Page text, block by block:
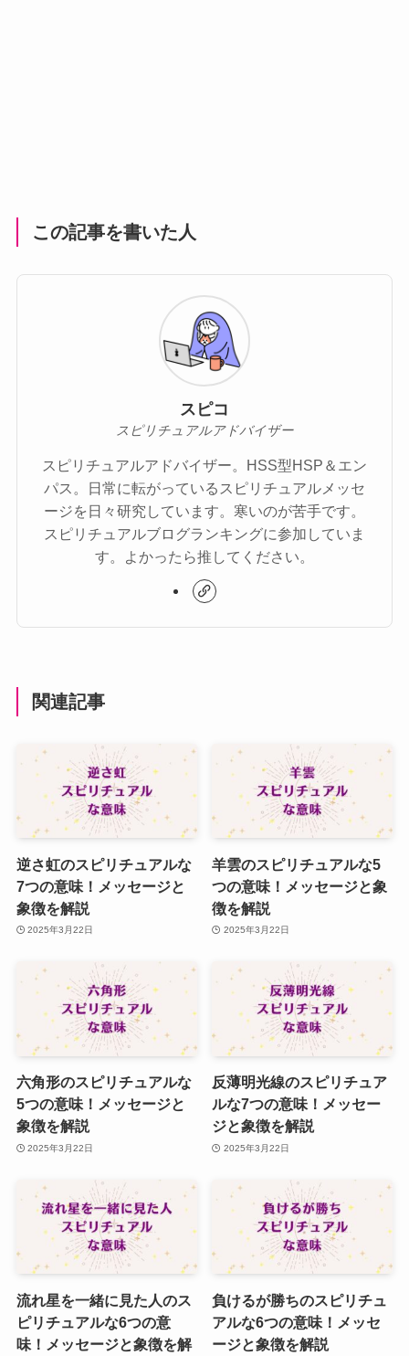
この記事を書いた人
スピコ
スピリチュアルアドバイザー
スピリチュアルアドバイザー。HSS型HSP＆エン
パス。日常に転がっているスピリチュアルメッセ
ージを日々研究しています。寒いのが苦手です。
スピリチュアルブログランキングに参加していま
す。よかったら推してください。
関連記事
逆さ虹のスピリチュアルな
7つの意味！メッセージと
象徴を解説
2025年3月22日
羊雲のスピリチュアルな5
つの意味！メッセージと象
徴を解説
2025年3月22日
六角形のスピリチュアルな
5つの意味！メッセージと
象徴を解説
2025年3月22日
反薄明光線のスピリチュア
ルな7つの意味！メッセー
ジと象徴を解説
2025年3月22日
流れ星を一緒に見た人のス
ピリチュアルな6つの意
味！メッセージと象徴を解
負けるが勝ちのスピリチュ
アルな6つの意味！メッセ
ージと象徴を解説